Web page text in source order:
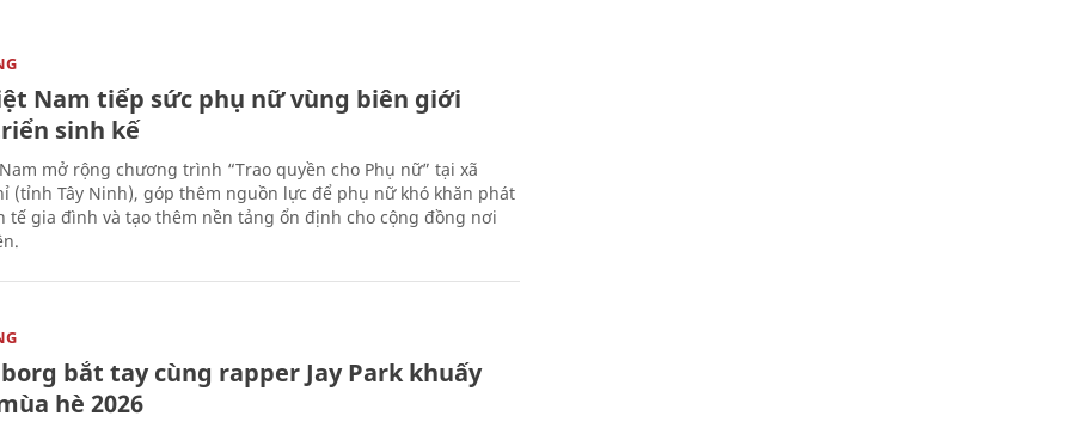
Nam tiếp sức phụ nữ vùng biên giới
sinh kế
Nam mở rộng chương trình “Trao quyền cho Phụ nữ” tại xã
(tỉnh Tây Ninh), góp thêm nguồn lực để phụ nữ khó khăn phát
tế gia đình và tạo thêm nền tảng ổn định cho cộng đồng nơi
bắt tay cùng rapper Jay Park khuấy
hè 2026